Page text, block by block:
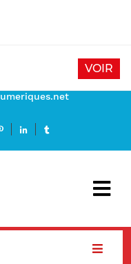
VOIR